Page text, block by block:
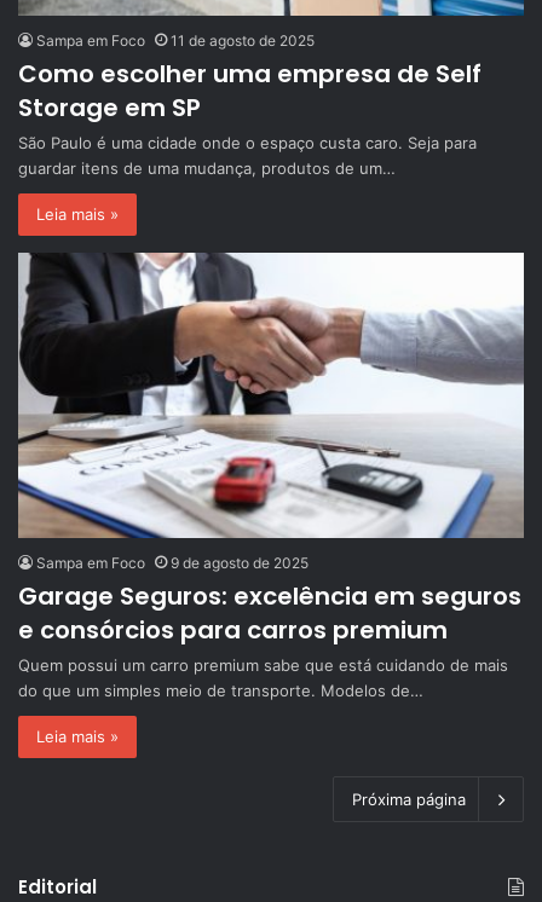
Sampa em Foco 11 de agosto de 2025
Como escolher uma empresa de Self
Storage em SP
São Paulo é uma cidade onde o espaço custa caro. Seja para
guardar itens de uma mudança, produtos de um…
Leia mais »
Sampa em Foco 9 de agosto de 2025
Garage Seguros: excelência em seguros
e consórcios para carros premium
Quem possui um carro premium sabe que está cuidando de mais
do que um simples meio de transporte. Modelos de…
Leia mais »
Próxima página
Editorial